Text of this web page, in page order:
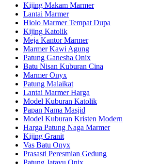
Kijing Makam Marmer
Lantai Marmer
Hiolo Marmer Tempat Dupa
Kijing Katolik
Meja Kantor Marmer
Marmer Kawi Agung
Patung Ganesha Onix
Batu Nisan Kuburan Cina
Marmer Onyx
Patung Malaikat
Lantai Marmer Harga
Model Kuburan Katolik
Papan Nama Masjid
Model Kuburan Kristen Modern
Harga Patung Naga Marmer
Kijing Granit
Vas Batu Onyx
Prasasti Peresmian Gedung
Patung Jatayu Onix